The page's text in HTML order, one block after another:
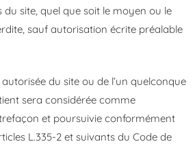
site, quel que soit le moyen ou le
sauf autorisation écrite préalable
du site ou de l’un quelconque
sera considérée comme
et poursuivie conformément
L.335-2 et suivants du Code de